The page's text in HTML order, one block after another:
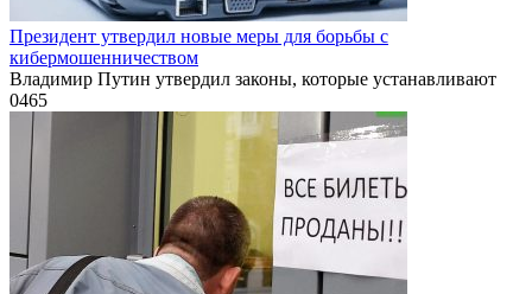
Президент утвердил новые меры для борьбы с
кибермошенничеством
Владимир Путин утвердил законы, которые устанавливают
0465